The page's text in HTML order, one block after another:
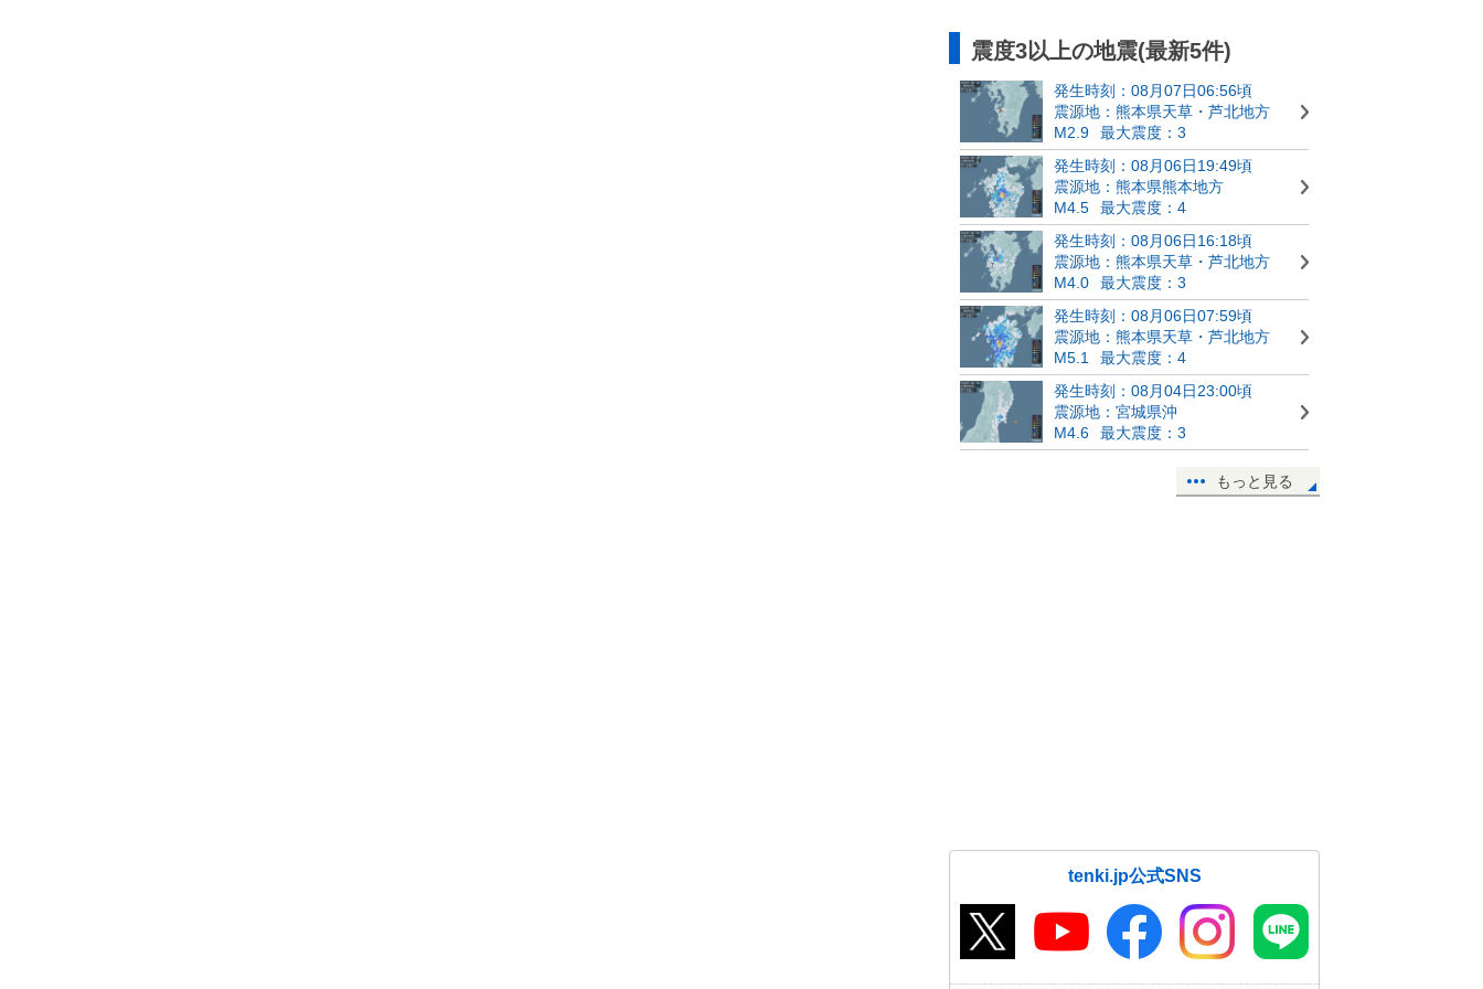
震度3以上の地震(最新5件)
発生時刻：08月07日06:56頃
震源地：熊本県天草・芦北地方
M2.9
最大震度：3
発生時刻：08月06日19:49頃
震源地：熊本県熊本地方
M4.5
最大震度：4
発生時刻：08月06日16:18頃
震源地：熊本県天草・芦北地方
M4.0
最大震度：3
発生時刻：08月06日07:59頃
震源地：熊本県天草・芦北地方
M5.1
最大震度：4
発生時刻：08月04日23:00頃
震源地：宮城県沖
M4.6
最大震度：3
もっと見る
tenki.jp公式SNS